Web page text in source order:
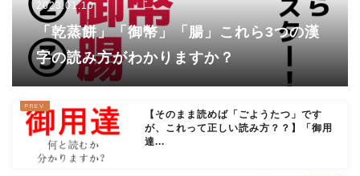
2023.01.10
「乾蒸餅」「御幣」「腸」これら3つの漢
字の読み方がわかりますか？
【そのまま読めば「ごようたつ」です
が、これって正しい読み方？？】「御用
達...